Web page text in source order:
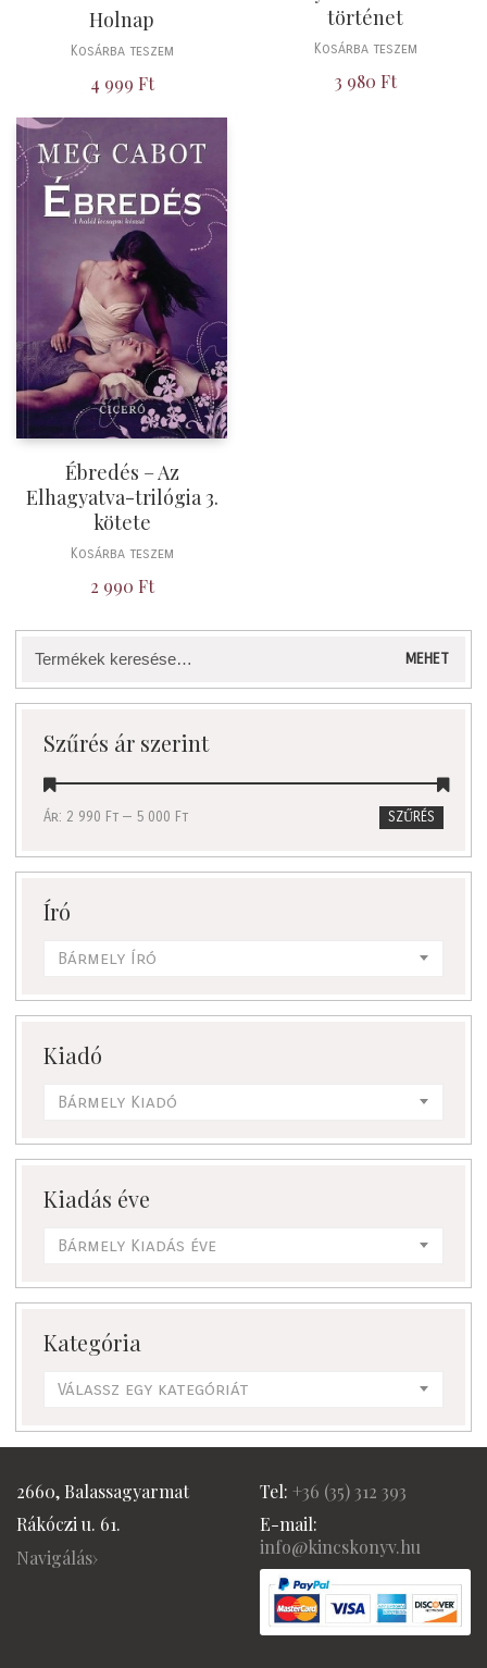
Holnap
Kosárba teszem
4 999 Ft
történet
Kosárba teszem
3 980 Ft
Ébredés – Az
Elhagyatva-trilógia 3.
kötete
Kosárba teszem
2 990 Ft
Keresés
következőre:
MEHET
Szűrés ár szerint
SZŰRÉS
Ár: 2 990 Ft — 5 000 Ft
Író
Bármely Író
Kiadó
Bármely Kiadó
Kiadás éve
Bármely Kiadás éve
Kategória
Válassz egy kategóriát
2660, Balassagyarmat
Rákóczi u. 61.
Navigálás›
Tel: +36 (35) 312 393
E-mail:
info@kincskonyv.hu